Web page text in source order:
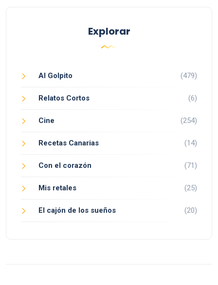
Explorar
Al Golpito (479)
Relatos Cortos (6)
Cine (254)
Recetas Canarias (14)
Con el corazón (71)
Mis retales (25)
El cajón de los sueños (20)